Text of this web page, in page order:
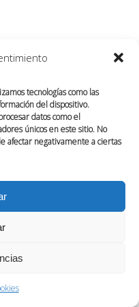
tecnologías como las
del dispositivo.
datos como el
únicos en este sitio. No
afectar negativamente a ciertas